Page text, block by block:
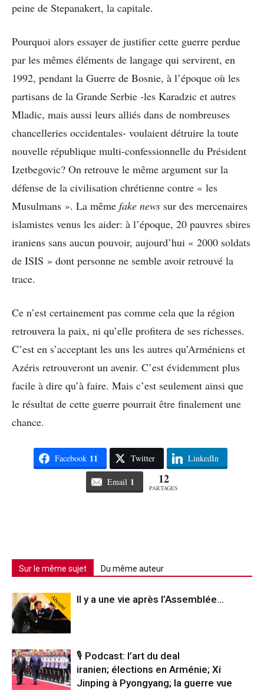
peine de Stepanakert, la capitale.
Pourquoi alors essayer de justifier cette guerre perdue
par les mêmes éléments de langage qui servirent, en
1992, pendant la Guerre de Bosnie, à l’époque où les
partisans de la Grande Serbie -les Karadzic et autres
Mladic, mais aussi leurs alliés dans de nombreuses
chancelleries occidentales- voulaient détruire la toute
nouvelle république multi-confessionnelle du Président
Izetbegovic? On retrouve le même argument sur la
défense de la civilisation chrétienne contre « les
Musulmans ». La même fake news sur des mercenaires
islamistes venus les aider: à l’époque, 20 pauvres sbires
iraniens sans aucun pouvoir, aujourd’hui « 2000 soldats
de ISIS » dont personne ne semble avoir retrouvé la
trace.
Ce n’est certainement pas comme cela que la région
retrouvera la paix, ni qu’elle profitera de ses richesses.
C’est en s’acceptant les uns les autres qu’Arméniens et
Azéris retrouveront un avenir. C’est évidemment plus
facile à dire qu’à faire. Mais c’est seulement ainsi que
le résultat de cette guerre pourrait être finalement une
chance.
Facebook 11 Twitter LinkedIn
Email 1 12
PARTAGES
Sur le même sujet Du même auteur
Abonné Il y a une vie après l’Assemblée…
🎙️ Podcast: l’art du deal
iranien; élections en Arménie; Xi
Jinping à Pyongyang; la guerre vue